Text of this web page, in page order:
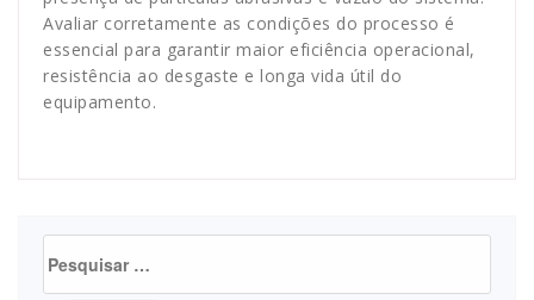
Avaliar corretamente as condições do processo é
essencial para garantir maior eficiência operacional,
resistência ao desgaste e longa vida útil do
equipamento.